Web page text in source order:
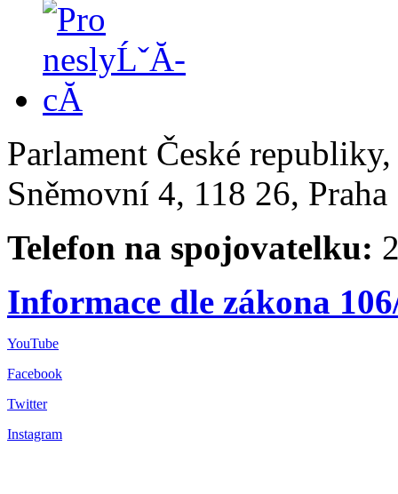
Parlament České
Sněmovní 4, 118 26,
Telefon na spojovatelku:
Informace dle zákona
YouTube
Facebook
Twitter
Instagram